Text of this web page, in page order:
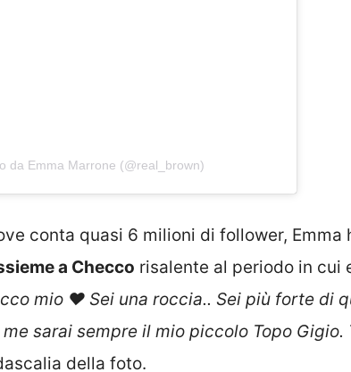
da Emma Marrone (@real_brown)
conta quasi 6 milioni di follower, Emma
a Checco risalente al periodo in cui
mio ❤️ Sei una roccia.. Sei più forte di
sarai sempre il mio piccolo Topo Gigio.
della foto.